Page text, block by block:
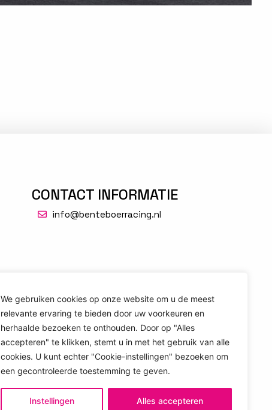
We gebruiken cookies op onze website om u de meest
relevante ervaring te bieden door uw voorkeuren en
herhaalde bezoeken te onthouden. Door op "Alles
accepteren" te klikken, stemt u in met het gebruik van alle
cookies. U kunt echter "Cookie-instellingen" bezoeken om
een ​​gecontroleerde toestemming te geven.
Instellingen Alles accepteren
CONTACT INFORMATIE
info@benteboerracing.nl